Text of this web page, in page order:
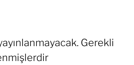
Gerekli